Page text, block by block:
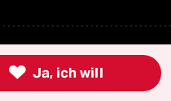
 Ja, ich will